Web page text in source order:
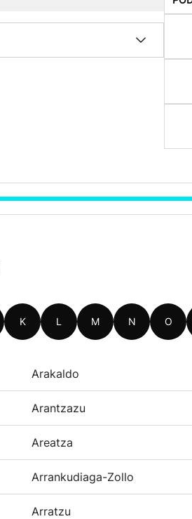
K L M N O
Arakaldo
Arantzazu
Areatza
Arrankudiaga-Zollo
Arratzu